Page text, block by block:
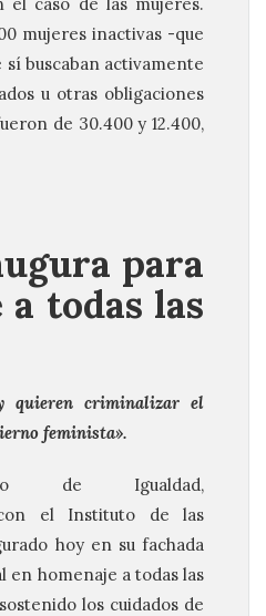
mujeres inactivas -que
buscaban activamente
u otras obligaciones
de 30.400 y 12.400,
para
todas las
quieren criminalizar el
feminista».
de Igualdad,
el Instituto de las
hoy en su fachada
en homenaje a todas las
los cuidados de